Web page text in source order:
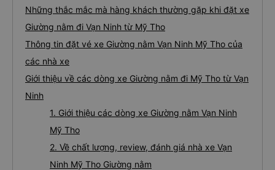
Những thắc mắc mà hàng khách thường gặp khi đặt xe
Giường nằm đi Vạn Ninh từ Mỹ Tho
Thông tin đặt vé xe Giường nằm Vạn Ninh Mỹ Tho của
các nhà xe
Giới thiệu về các dòng xe Giường nằm đi Mỹ Tho từ Vạn
Ninh
1. Giới thiệu các dòng xe Giường nằm Vạn Ninh
Mỹ Tho
2. Về chất lượng, review, đánh giá nhà xe Vạn
Ninh Mỹ Tho Giường nằm